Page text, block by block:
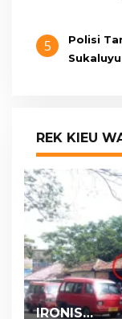
5
Polisi
REK KIEU
IRONIS…